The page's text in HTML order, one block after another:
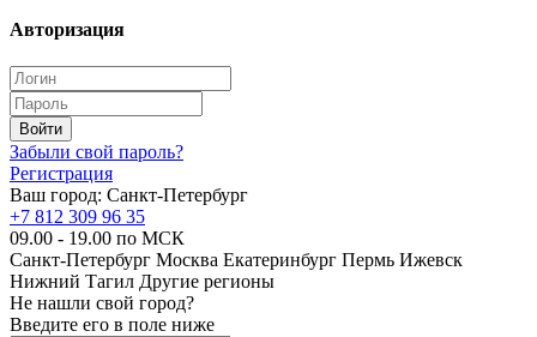
Авторизация
Забыли свой пароль?
Регистрация
Ваш город: Санкт-Петербург
+7 812 309 96 35
09.00 - 19.00 по МСК
Санкт-Петербург Москва Екатеринбург Пермь Ижевск
Нижний Тагил Другие регионы
Не нашли свой город?
Введите его в поле ниже